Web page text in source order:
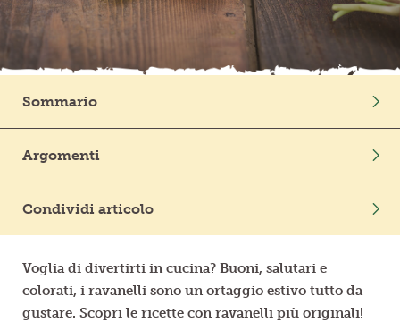
Frutta in pezzi
Polpe di frutta
Prodotti freschi
Sommario
Argomenti
Condividi articolo
Voglia di divertirti in cucina? Buoni, salutari e
colorati, i ravanelli sono un ortaggio estivo tutto da
gustare. Scopri le ricette con ravanelli più originali!